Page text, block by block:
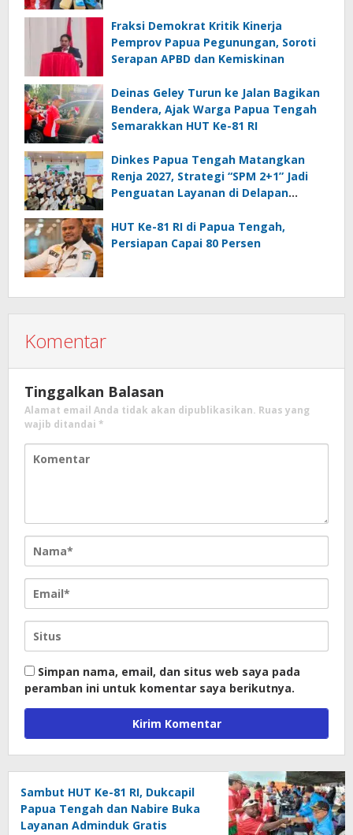
Fraksi Demokrat Kritik Kinerja
Pemprov Papua Pegunungan, Soroti
Serapan APBD dan Kemiskinan
Deinas Geley Turun ke Jalan Bagikan
Bendera, Ajak Warga Papua Tengah
Semarakkan HUT Ke-81 RI
Dinkes Papua Tengah Matangkan
Renja 2027, Strategi “SPM 2+1” Jadi
Penguatan Layanan di Delapan
HUT Ke-81 RI di Papua Tengah,
Persiapan Capai 80 Persen
Komentar
Tinggalkan Balasan
Alamat email Anda tidak akan dipublikasikan. Ruas yang
wajib ditandai *
Simpan nama, email, dan situs web saya pada
peramban ini untuk komentar saya berikutnya.
Sambut HUT Ke-81 RI, Dukcapil
Papua Tengah dan Nabire Buka
Layanan Adminduk Gratis